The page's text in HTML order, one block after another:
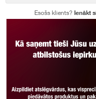
Esošs klients? Ienākt